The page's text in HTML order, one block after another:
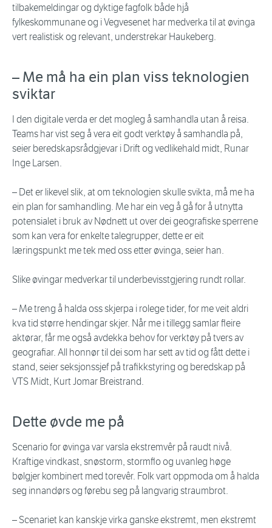
tilbakemeldingar og dyktige fagfolk både hjå
fylkeskommunane og i Vegvesenet har medverka til at øvinga
vert realistisk og relevant, understrekar Haukeberg.
– Me må ha ein plan viss teknologien
sviktar
I den digitale verda er det mogleg å samhandla utan å reisa.
Teams har vist seg å vera eit godt verktøy å samhandla på,
seier beredskapsrådgjevar i Drift og vedlikehald midt, Runar
Inge Larsen.
– Det er likevel slik, at om teknologien skulle svikta, må me ha
ein plan for samhandling. Me har ein veg å gå for å utnytta
potensialet i bruk av Nødnett ut over dei geografiske sperrene
som kan vera for enkelte talegrupper, dette er eit
læringspunkt me tek med oss etter øvinga, seier han.
Slike øvingar medverkar til underbevisstgjering rundt rollar.
– Me treng å halda oss skjerpa i rolege tider, for me veit aldri
kva tid større hendingar skjer. Når me i tillegg samlar fleire
aktørar, får me også avdekka behov for verktøy på tvers av
geografiar. All honnør til dei som har sett av tid og fått dette i
stand, seier seksjonssjef på trafikkstyring og beredskap på
VTS Midt, Kurt Jomar Breistrand.
Dette øvde me på
Scenario for øvinga var varsla ekstremvêr på raudt nivå.
Kraftige vindkast, snøstorm, stormflo og uvanleg høge
bølgjer kombinert med torevêr. Folk vart oppmoda om å halda
seg innandørs og førebu seg på langvarig straumbrot.
– Scenariet kan kanskje virka ganske ekstremt, men ekstremt